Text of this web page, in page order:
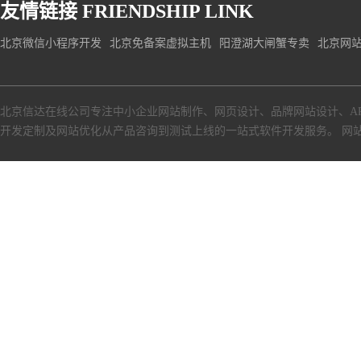
友情链接 FRIENDSHIP LINK
北京微信小程序开发 北京免备案虚拟主机 阳澄湖大闸蟹专卖 北京网
北京信达在线公司专注中小企业网站制作、网页设计、品牌网站设计、
开发定制及网站优化从产品咨询到测试上线的一站式软件开发服务。
网